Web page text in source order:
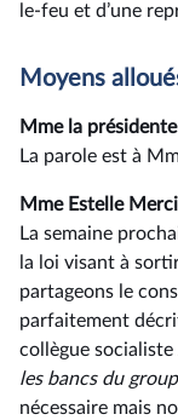
le-feu et d’une
Moyens
Mme la présidente
La parole est à
Mme Estelle
La semaine
la loi visant à
partageons le
parfaitement
collègue
les bancs du
nécessaire mais